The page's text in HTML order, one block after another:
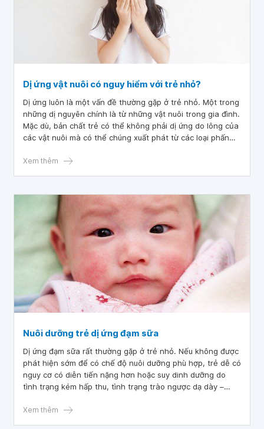
Dị ứng vật nuôi có nguy hiểm với trẻ nhỏ?
Dị ứng luôn là một vấn đề thường gặp ở trẻ nhỏ. Một trong
những dị nguyên chính là từ những vật nuôi trong gia đình.
Mặc dù, bản chất trẻ có thể không phải dị ứng do lông của
các vật nuôi mà có thể chúng xuất phát từ các loại phấn
để có thể phát hiện và phòng ngừa dị ứng do nguyên
Xem thêm
Nuôi dưỡng trẻ dị ứng đạm sữa
Dị ứng đạm sữa rất thường gặp ở trẻ nhỏ. Nếu không được
phát hiện sớm để có chế độ nuôi dưỡng phù hợp, trẻ dễ có
nguy cơ có diễn tiến nặng hơn hoặc suy dinh dưỡng do
tình trạng kém hấp thu, tình trạng trào ngược dạ dày –
không đủ nhu cầu tăng trưởng,...
Xem thêm